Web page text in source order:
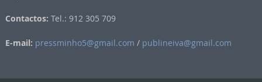
Contactos: Tel.: 912 305 709
E-mail: pressminho5@gmail.com / publineiva@gmail.com